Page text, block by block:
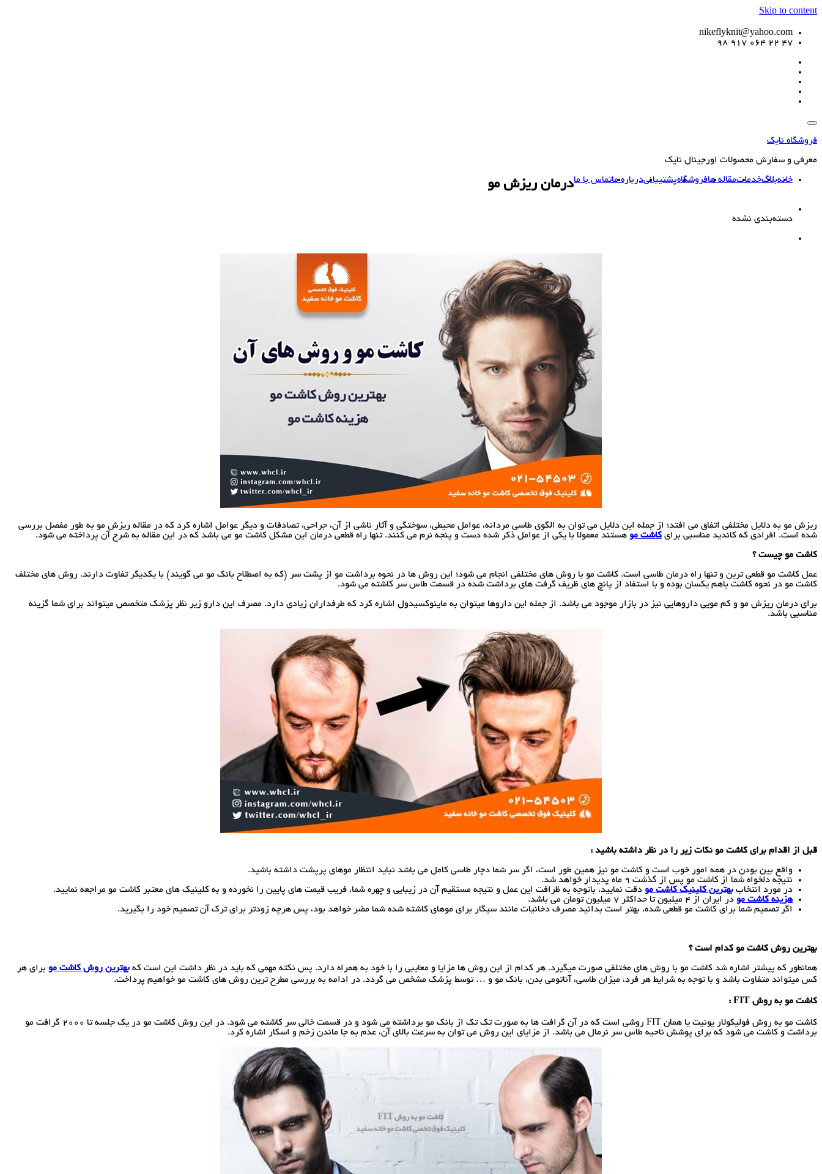
Skip to content
nikeflyknit@yahoo.com
47 22 064 917 98
فروشگاه نایک
معرفی و سفارش محصولات اورجینال نایک
خانهبلاگخدماتمقاله هافروشگاهپشتیبانیدرباره ماتماس با مادرمان ریزش مو
دسته‌بندی نشده
ریزش مو به دلایل مختلفی اتفاق می افتد؛ از جمله این دلایل می توان به الگوی طاسی مردانه، عوامل محیطی، سوختگی و آثار ناشی از آن، جراحی، تصادفات و دیگر عوامل اشاره کرد که در مقاله ریزش مو به طور مفصل بررسی
شده است. افرادی که کاندید مناسبی برای کاشت مو هستند معمولا با یکی از عوامل ذکر شده دست و پنجه نرم می کنند. تنها راه قطعی درمان این مشکل کاشت مو می باشد که در این مقاله به شرح آن پرداخته می شود.
کاشت مو چیست ؟
عمل کاشت مو قطعی ترین و تنها راه درمان طاسی است. کاشت مو با روش های مختلفی انجام می شود؛ این روش ها در نحوه برداشت مو از پشت سر (که به اصطلاح بانک مو می گویند) با یکدیگر تفاوت دارند. روش های مختلف
کاشت مو در نحوه کاشت باهم یکسان بوده و با استفاد از پانچ های ظریف گرفت های برداشت شده در قسمت طاس سر کاشته می شود.
برای درمان ریزش مو و کم مویی داروهایی نیز در بازار موجود می باشد. از جمله این داروها میتوان به ماینوکسیدول اشاره کرد که طرفداران زیادی دارد. مصرف این دارو زیر نظر پزشک متخصص میتواند برای شما گزینه
مناسبی باشد.
قبل از اقدام برای کاشت مو نکات زیر را در نظر داشته باشید :
واقع بین بودن در همه امور خوب است و کاشت مو نیز همین طور است، اگر سر شما دچار طاسی کامل می باشد نباید انتظار موهای پرپشت داشته باشید.
نتیجه دلخواه شما از کاشت مو پس از گذشت 9 ماه پدیدار خواهد شد.
در مورد انتخاب بهترین کلینیک کاشت مو دقت نمایید، باتوجه به ظرافت این عمل و نتیجه مستقیم آن در زیبایی و چهره شما، فریب قیمت های پایین را نخورده و به کلینیک های معتبر کاشت مو مراجعه نمایید.
هزینه کاشت مو در ایران از 4 میلیون تا حداکثر 7 میلیون تومان می باشد.
اگر تصمیم شما برای کاشت مو قطعی شده، بهتر است بدانید مصرف دخانیات مانند سیگار برای موهای کاشته شده شما مضر خواهد بود، پس هرچه زودتر برای ترک آن تصمیم خود را بگیرید.
بهترین روش کاشت مو کدام است ؟
همانطور که پیشتر اشاره شد کاشت مو با روش های مختلفی صورت میگیرد. هر کدام از این روش ها مزایا و معایبی را با خود به همراه دارد. پس نکته مهمی که باید در نظر داشت این است که بهترین روش کاشت مو برای هر
کس میتواند متفاوت باشد و با توجه به شرایط هر فرد، میزان طاسی، آناتومی بدن، بانک مو و … توسط پزشک مشخص می گردد. در ادامه به بررسی مطرح ترین روش های کاشت مو خواهیم پرداخت.
کاشت مو به روش FIT
:
کاشت مو به روش فولیکولار یونیت یا همان FIT روشی است که در آن گرافت ها به صورت تک تک از بانک مو برداشته می شود و در قسمت خالی سر کاشته می شود. در این روش کاشت مو در یک جلسه تا 2000 گرافت مو
برداشت و کاشت می شود که برای پوشش ناحیه طاس سر نرمال می باشد. از مزایای این روش می توان به سرعت بالای آن، عدم به جا ماندن زخم و اسکار اشاره کرد.